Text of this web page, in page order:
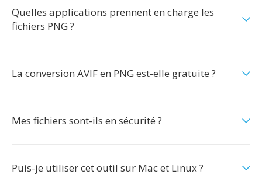
Quelles applications prennent en charge les
fichiers PNG ?
La conversion AVIF en PNG est-elle gratuite ?
Mes fichiers sont-ils en sécurité ?
Puis-je utiliser cet outil sur Mac et Linux ?